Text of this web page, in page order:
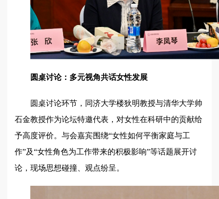
圆桌讨论：多元视角共话女性发展
圆桌讨论环节，同济大学楼狄明教授与清华大学帅
石金教授作为论坛特邀代表，对女性在科研中的贡献给
予高度评价。与会嘉宾围绕“女性如何平衡家庭与工
作”及“女性角色为工作带来的积极影响”等话题展开讨
论，现场思想碰撞、观点纷呈。